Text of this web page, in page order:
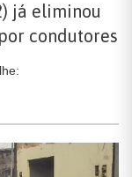
já eliminou
condutores